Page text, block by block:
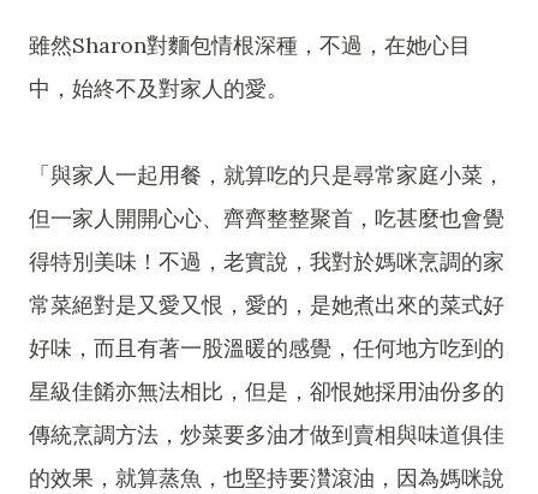
雖然Sharon對麵包情根深種，不過，在她心目
中，始終不及對家人的愛。
「與家人一起用餐，就算吃的只是尋常家庭小菜，
但一家人開開心心、齊齊整整聚首，吃甚麼也會覺
得特別美味！不過，老實說，我對於媽咪烹調的家
常菜絕對是又愛又恨，愛的，是她煮出來的菜式好
好味，而且有著一股溫暖的感覺，任何地方吃到的
星級佳餚亦無法相比，但是，卻恨她採用油份多的
傳統烹調方法，炒菜要多油才做到賣相與味道俱佳
的效果，就算蒸魚，也堅持要灒滾油，因為媽咪說